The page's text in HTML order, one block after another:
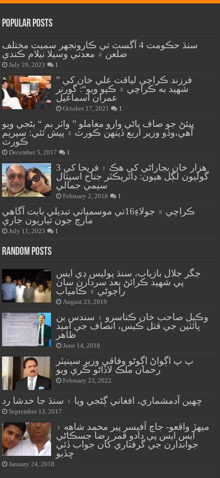
Popular Posts
سنڌ حڪومت 4 آگسٽ تي ڪارونجهر سميت مختلف
ضلعن ۾ معدني وسيلا نيلام ڪندي
July 29, 2023 1
” فرزند ڪراچي لياقت علي خان کي
شهيد به ڪراچي ۾ ڪيو ويو“: گورنر
عمران اسماعيل
October 17, 2021 1
پيئڻ جو صاف پاڻي وارو معاملو ” واٽر بم “ بڻجي ويو
آهي،وڏو وزير اربع ڏينهن ڪورٽ ۾ پيش ٿئي: سپريم
ڪورٽ
December 5, 2017 1
هزار خان بجاراڻي کي هڪ ۽ فريحا کي 3
گوليون لڳل هيون: ڊائريڪٽر جناح اسپتال
سيمي جمالي
February 2, 2018 1
ڪراچي ۾ جولاءِ16تي موسمياتي تبديلي بابت آگاهي
مارچ جون تياريون جاري
July 11, 2023 1
Random Posts
جگر جلال بازياب، سنڌ پوليس ڊي ايس
پي شهيد ڪرائڻ بعد سردارن سان
راڄوڻي ۾ ڪامياب
August 23, 2019
وڪيل صاحب خان ڪناسرو ۽ سندس ٻن
ڀائٽين جي قتل ڪيس، انصاف جي اميد
ظاهر
June 14, 2018
پ پ اڳواڻ اڳوڻو وفاقي وزير سينيٽر
رحمان ملڪ لاڏاڻو ڪري ويو
February 23, 2022
ڇهين آدمشماري، افغاني ڳڻجي ويا ۽ سنڌ جا خدشا رد
September 13, 2017
ميهڙ واقعو- جاچ آفيسر پير محمد شاهه ۽
ايس ايس پي دادو قمر رضا جسڪاڻي
جوابدارن جي گرفتاري کان جواب ڏئي
ڇڏيو
January 24, 2018